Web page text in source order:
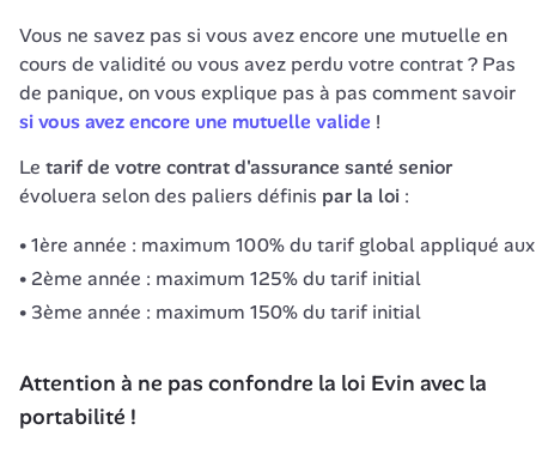
Vous ne savez pas si vous avez encore une mutuelle en
cours de validité ou vous avez perdu votre contrat ? Pas
si vous avez encore une mutuelle valide !
Le tarif de votre contrat d'assurance santé senior
évoluera selon des paliers définis par la loi :
1ère année : maximum 100% du tarif global appliqué
2ème année : maximum 125% du tarif initial
3ème année : maximum 150% du tarif initial
Attention à ne pas confondre la loi Evin avec la
portabilité !